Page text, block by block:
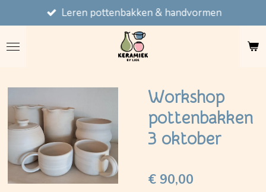
direct
naar
Leren pottenbakken & handvormen
Workshop
pottenbakken
3 oktober
€ 90,00